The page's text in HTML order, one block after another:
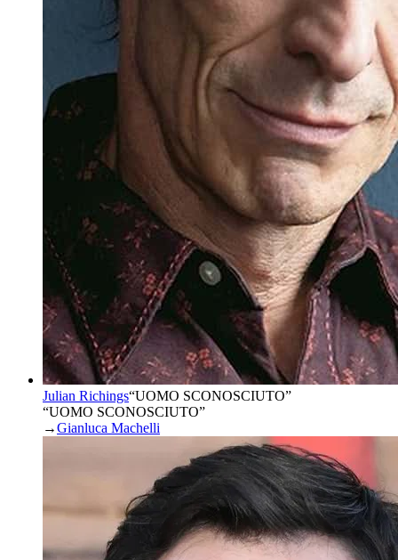
Julian Richings“UOMO SCONOSCIUTO”
“UOMO SCONOSCIUTO”
→Gianluca Machelli